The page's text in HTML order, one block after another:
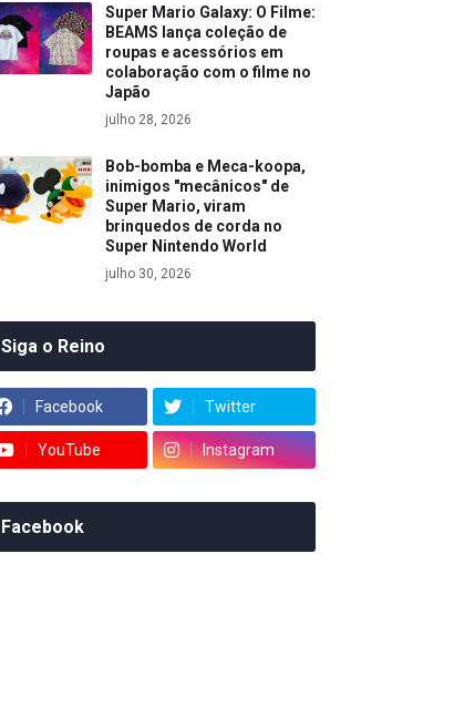
Super Mario Galaxy: O Filme:
BEAMS lança coleção de
roupas e acessórios em
colaboração com o filme no
Japão
julho 28, 2026
Bob-bomba e Meca-koopa,
inimigos "mecânicos" de
Super Mario, viram
brinquedos de corda no
Super Nintendo World
julho 30, 2026
Siga o Reino
Facebook Twitter
YouTube Instagram
Facebook